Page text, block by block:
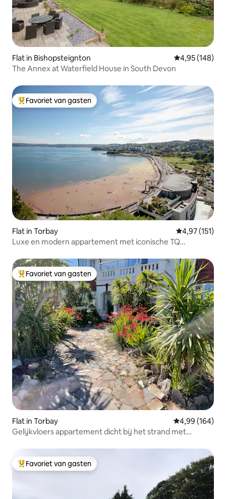
Flat in Bishopsteignton Gemiddelde
4,95 (148)
The Annex at Waterfield House in South Devon
Topfavoriet van gasten
Favoriet van gasten
Flat in Torbay Gemiddelde
4,97 (151)
Luxe en modern appartement met iconische TQ
Topfavoriet van gasten
Favoriet van gasten
Flat in Torbay Gemiddelde
4,99 (164)
Gelijkvloers appartement dicht bij het strand met
Topfavoriet van gasten
Favoriet van gasten